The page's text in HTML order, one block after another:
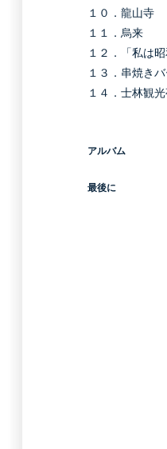
１０． 龍山寺
１１． 烏来
１２．
「私は
１３． 串焼き
１４． 士林観
アルバム
最後に